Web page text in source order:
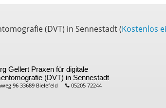
(DVT) in Sennestadt (Kostenlos
Gellert Praxen für digitale
(DVT) in Sennestadt
96 33689 Bielefeld 05205 72244